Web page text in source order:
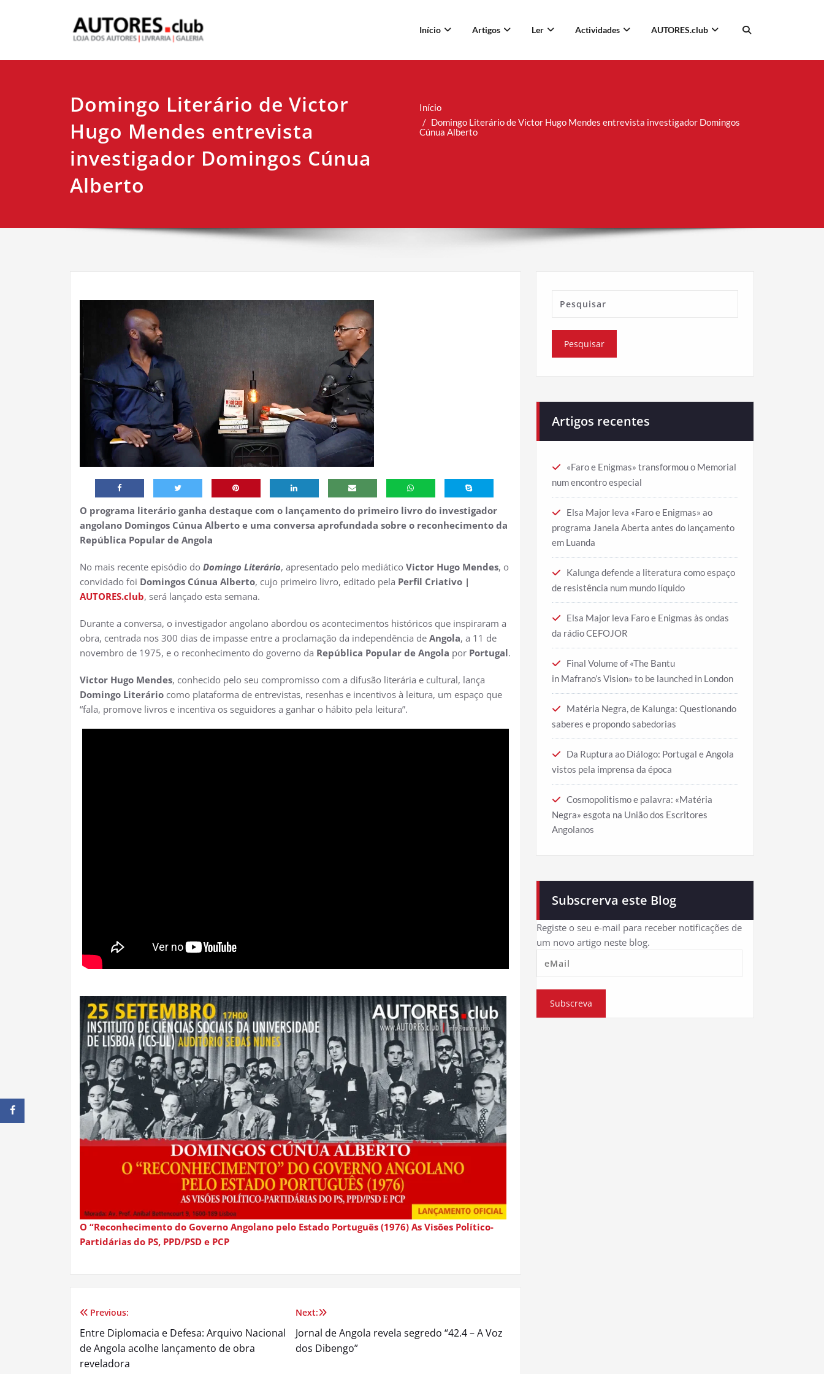
Início Artigos Ler Actividades AUTORES.club
Domingo Literário de Victor
Hugo Mendes entrevista
investigador Domingos Cúnua
Alberto
Início
Domingo Literário de Victor Hugo Mendes entrevista investigador Domingos
Cúnua Alberto
O programa literário ganha destaque com o lançamento do primeiro livro do investigador
angolano Domingos Cúnua Alberto e uma conversa aprofundada sobre o reconhecimento da
República Popular de Angola
No mais recente episódio do Domingo Literário, apresentado pelo mediático Victor Hugo Mendes, o
convidado foi Domingos Cúnua Alberto, cujo primeiro livro, editado pela Perfil Criativo |
AUTORES.club, será lançado esta semana.
Durante a conversa, o investigador angolano abordou os acontecimentos históricos que inspiraram a
obra, centrada nos 300 dias de impasse entre a proclamação da independência de Angola, a 11 de
novembro de 1975, e o reconhecimento do governo da República Popular de Angola por Portugal.
Victor Hugo Mendes, conhecido pelo seu compromisso com a difusão literária e cultural, lança
Domingo Literário como plataforma de entrevistas, resenhas e incentivos à leitura, um espaço que
“fala, promove livros e incentiva os seguidores a ganhar o hábito pela leitura”.
O “Reconhecimento do Governo Angolano pelo Estado Português (1976) As Visões Político-
Partidárias do PS, PPD/PSD e PCP
Navegação
de
Previous:
Entre Diplomacia e Defesa: Arquivo Nacional
de Angola acolhe lançamento de obra
reveladora
Next:
Jornal de Angola revela segredo “42.4 – A Voz
dos Dibengo”
Artigos recentes
«Faro e Enigmas» transformou o Memorial
num encontro especial
Elsa Major leva «Faro e Enigmas» ao
programa Janela Aberta antes do lançamento
em Luanda
Kalunga defende a literatura como espaço
de resistência num mundo líquido
Elsa Major leva Faro e Enigmas às ondas
da rádio CEFOJOR
Final Volume of «The Bantu
in Mafrano’s Vision» to be launched in London
Matéria Negra, de Kalunga: Questionando
saberes e propondo sabedorias
Da Ruptura ao Diálogo: Portugal e Angola
vistos pela imprensa da época
Cosmopolitismo e palavra: «Matéria
Negra» esgota na União dos Escritores
Angolanos
Subscrerva este Blog
Registe o seu e-mail para receber notificações de
um novo artigo neste blog.
Subscreva